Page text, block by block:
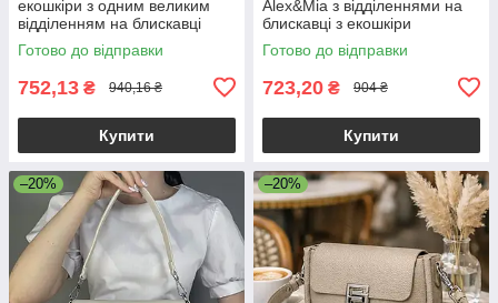
екошкіри з одним великим
відділенням на блискавці
бежева
Готово до відправки
752,13 ₴ 940,16 ₴
Купити
Alex&Mia з відділеннями на
блискавці з екошкіри
блакитна
Готово до відправки
723,20 ₴ 904 ₴
Купити
–20% –20%